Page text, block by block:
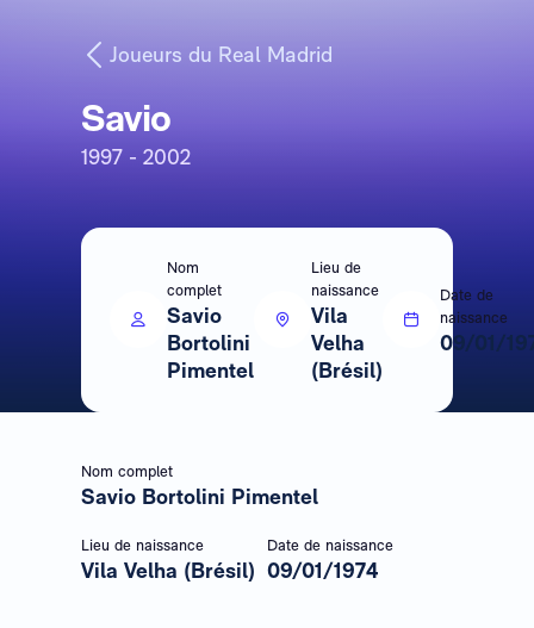
Joueurs du Real Madrid
Savio
1997 - 2002
Nom
complet
Savio
Bortolini
Pimentel
Lieu de
naissance
Vila
Velha
(Brésil)
Date de
naissance
09/01/
Nom complet
Savio Bortolini Pimentel
Lieu de naissance
Vila Velha (Brésil)
Date de naissance
09/01/1974